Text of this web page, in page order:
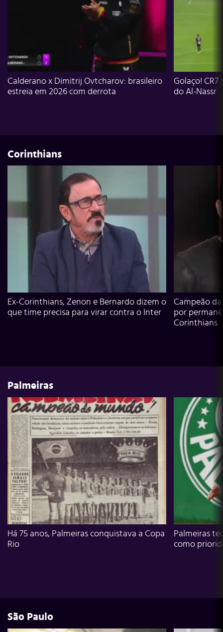
Calderano x Dimitrij Ovtcharov: brasileiro
estreia em 2026 com derrota
Golaço!
do Al-Nassr
Corinthians
Ex-Corinthians, Zenon e Bernardo dizem o
que time precisa para virar contra o Inter
Campeão
por
Corinthians
Palmeiras
Há 75 anos, Palmeiras conquistava a Copa
Rio
Palmeiras
como
São Paulo